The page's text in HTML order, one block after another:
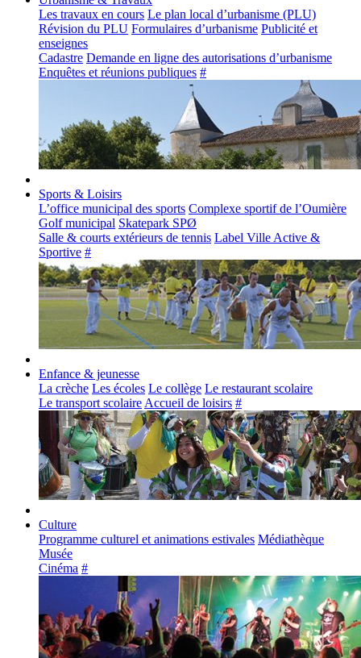
Les travaux en cours Le plan local d’urbanisme (PLU)
Révision du PLU Formulaires d’urbanisme Publicité et
enseignes
Cadastre Demande en ligne des autorisations d’urbanisme
Enquêtes et réunions publiques #
Sports & Loisirs
L’office municipal des sports Complexe sportif de l’Oumière
Golf municipal Skatepark SPØ
Salle & courts extérieurs de tennis Label Ville Active &
Sportive #
Enfance & jeunesse
La crèche Les écoles Le collège Le restaurant scolaire
Le transport scolaire Accueil de loisirs #
Culture
Programme culturel et animations estivales Médiathèque
Musée
Cinéma #